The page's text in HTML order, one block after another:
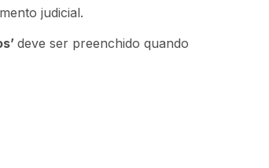
judicial.
deve ser preenchido quando